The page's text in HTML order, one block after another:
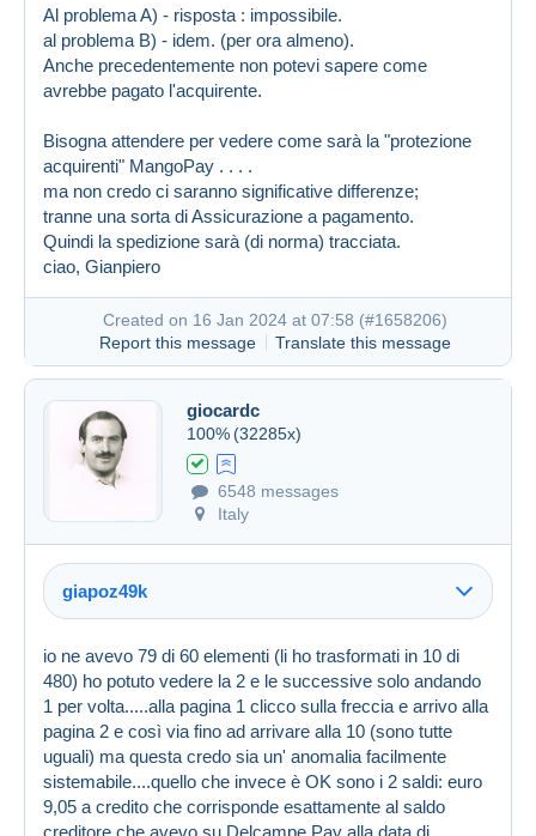
Al problema A) - risposta : impossibile.
al problema B) - idem. (per ora almeno).
Anche precedentemente non potevi sapere come
avrebbe pagato l'acquirente.
Bisogna attendere per vedere come sarà la "protezione
acquirenti" MangoPay . . . .
ma non credo ci saranno significative differenze;
tranne una sorta di Assicurazione a pagamento.
Quindi la spedizione sarà (di norma) tracciata.
ciao, Gianpiero
Created on 16 Jan 2024 at 07:58 (#1658206)
Report this message
Translate this message
giocardc
100% (32285x)
6548 messages
Italy
giapoz49k
io ne avevo 79 di 60 elementi (li ho trasformati in 10 di
480) ho potuto vedere la 2 e le successive solo andando
1 per volta.....alla pagina 1 clicco sulla freccia e arrivo alla
pagina 2 e così via fino ad arrivare alla 10 (sono tutte
uguali) ma questa credo sia un' anomalia facilmente
sistemabile....quello che invece è OK sono i 2 saldi: euro
9,05 a credito che corrisponde esattamente al saldo
creditore che avevo su Delcampe Pay alla data di